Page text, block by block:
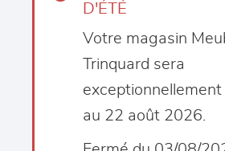
D'ÉTÉ
Votre magasin
Trinquard sera
au 22 août 2026.